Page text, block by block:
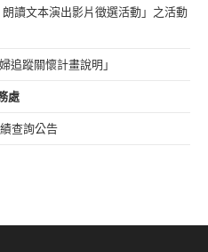
讀文本演出影片徵選活動」之活動
追蹤關懷計畫說明」
處
查詢公告